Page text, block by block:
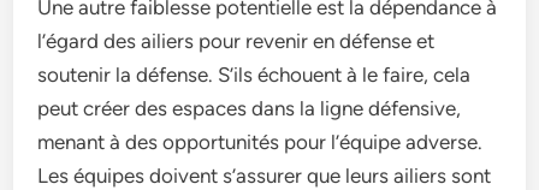
Une autre faiblesse potentielle est la dépendance à
l’égard des ailiers pour revenir en défense et
soutenir la défense. S’ils échouent à le faire, cela
peut créer des espaces dans la ligne défensive,
menant à des opportunités pour l’équipe adverse.
Les équipes doivent s’assurer que leurs ailiers sont